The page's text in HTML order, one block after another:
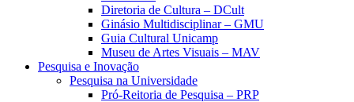
Diretoria de Cultura – DCult
Ginásio Multidisciplinar – GMU
Guia Cultural Unicamp
Museu de Artes Visuais – MAV
Pesquisa e Inovação
Pesquisa na Universidade
Pró-Reitoria de Pesquisa – PRP